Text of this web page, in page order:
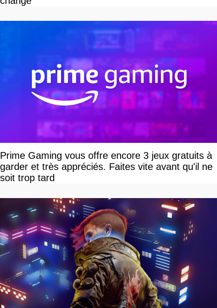
Prime Gaming vous offre encore 3 jeux gratuits à
garder et très appréciés. Faites vite avant qu'il ne
soit trop tard